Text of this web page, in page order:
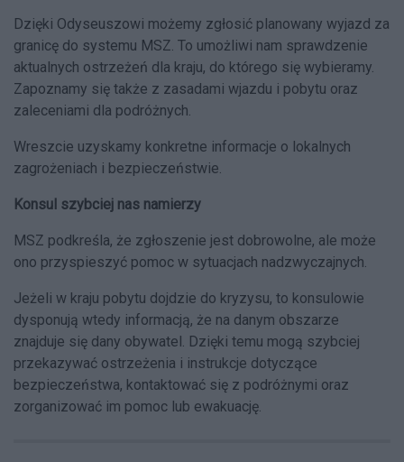
Dzięki Odyseuszowi możemy zgłosić planowany wyjazd za
granicę do systemu MSZ. To umożliwi nam sprawdzenie
aktualnych ostrzeżeń dla kraju, do którego się wybieramy.
Zapoznamy się także z zasadami wjazdu i pobytu oraz
zaleceniami dla podróżnych.
Wreszcie uzyskamy konkretne informacje o lokalnych
zagrożeniach i bezpieczeństwie.
Konsul szybciej nas namierzy
MSZ podkreśla, że zgłoszenie jest dobrowolne, ale może
ono przyspieszyć pomoc w sytuacjach nadzwyczajnych.
Jeżeli w kraju pobytu dojdzie do kryzysu, to konsulowie
dysponują wtedy informacją, że na danym obszarze
znajduje się dany obywatel. Dzięki temu mogą szybciej
przekazywać ostrzeżenia i instrukcje dotyczące
bezpieczeństwa, kontaktować się z podróżnymi oraz
zorganizować im pomoc lub ewakuację.